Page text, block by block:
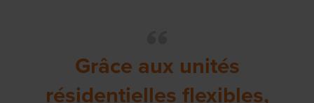
Grâce aux unités
résidentielles flexibles,